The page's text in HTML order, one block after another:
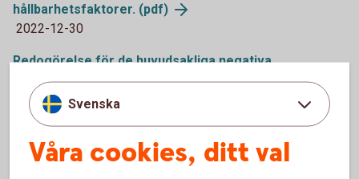
hållbarhetsfaktorer. (pdf)
2022-12-30
Redogörelse för de huvudsakliga negativa
konsekvenserna av investeringsrådgivning för
hållbarhetsfaktorer
2021-03-16
Svenska
Våra cookies, ditt val